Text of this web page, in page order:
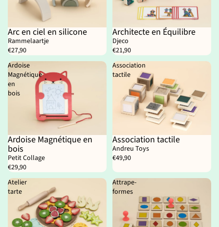
Arc en ciel en silicone
Rammelaartje
€27,90
Architecte en Équilibre
Djeco
€21,90
Ardoise
Magnétique
en
bois
Ardoise Magnétique en
bois
Petit Collage
€29,90
Association
tactile
Association tactile
Andreu Toys
€49,90
Atelier
tarte
Attrape-
formes